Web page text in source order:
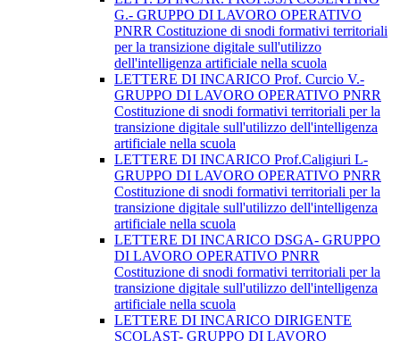
G.- GRUPPO DI LAVORO OPERATIVO
PNRR Costituzione di snodi formativi territoriali
per la transizione digitale sull'utilizzo
dell'intelligenza artificiale nella scuola
LETTERE DI INCARICO Prof. Curcio V.-
GRUPPO DI LAVORO OPERATIVO PNRR
Costituzione di snodi formativi territoriali per la
transizione digitale sull'utilizzo dell'intelligenza
artificiale nella scuola
LETTERE DI INCARICO Prof.Caligiuri L-
GRUPPO DI LAVORO OPERATIVO PNRR
Costituzione di snodi formativi territoriali per la
transizione digitale sull'utilizzo dell'intelligenza
artificiale nella scuola
LETTERE DI INCARICO DSGA- GRUPPO
DI LAVORO OPERATIVO PNRR
Costituzione di snodi formativi territoriali per la
transizione digitale sull'utilizzo dell'intelligenza
artificiale nella scuola
LETTERE DI INCARICO DIRIGENTE
SCOLAST- GRUPPO DI LAVORO